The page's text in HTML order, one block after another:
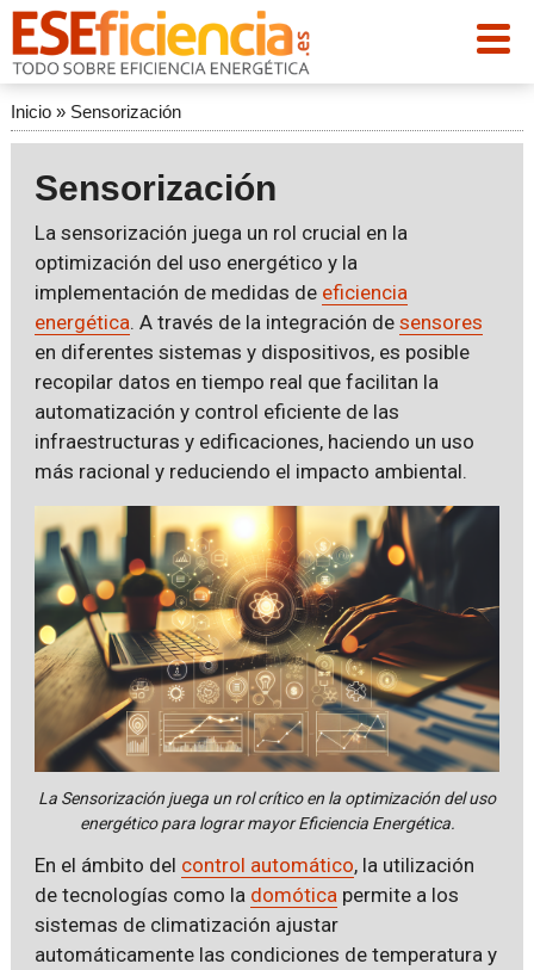
Inicio» Sensorización
Sensorización
La sensorización juega un rol crucial en la
optimización del uso energético y la
implementación de medidas de eficiencia
energética. A través de la integración de sensores
en diferentes sistemas y dispositivos, es posible
recopilar datos en tiempo real que facilitan la
automatización y control eficiente de las
infraestructuras y edificaciones, haciendo un uso
más racional y reduciendo el impacto ambiental.
La Sensorización juega un rol crítico en la optimización del uso
energético para lograr mayor Eficiencia Energética.
En el ámbito del control automático, la utilización
de tecnologías como la domótica permite a los
sistemas de climatización ajustar
automáticamente las condiciones de temperatura y